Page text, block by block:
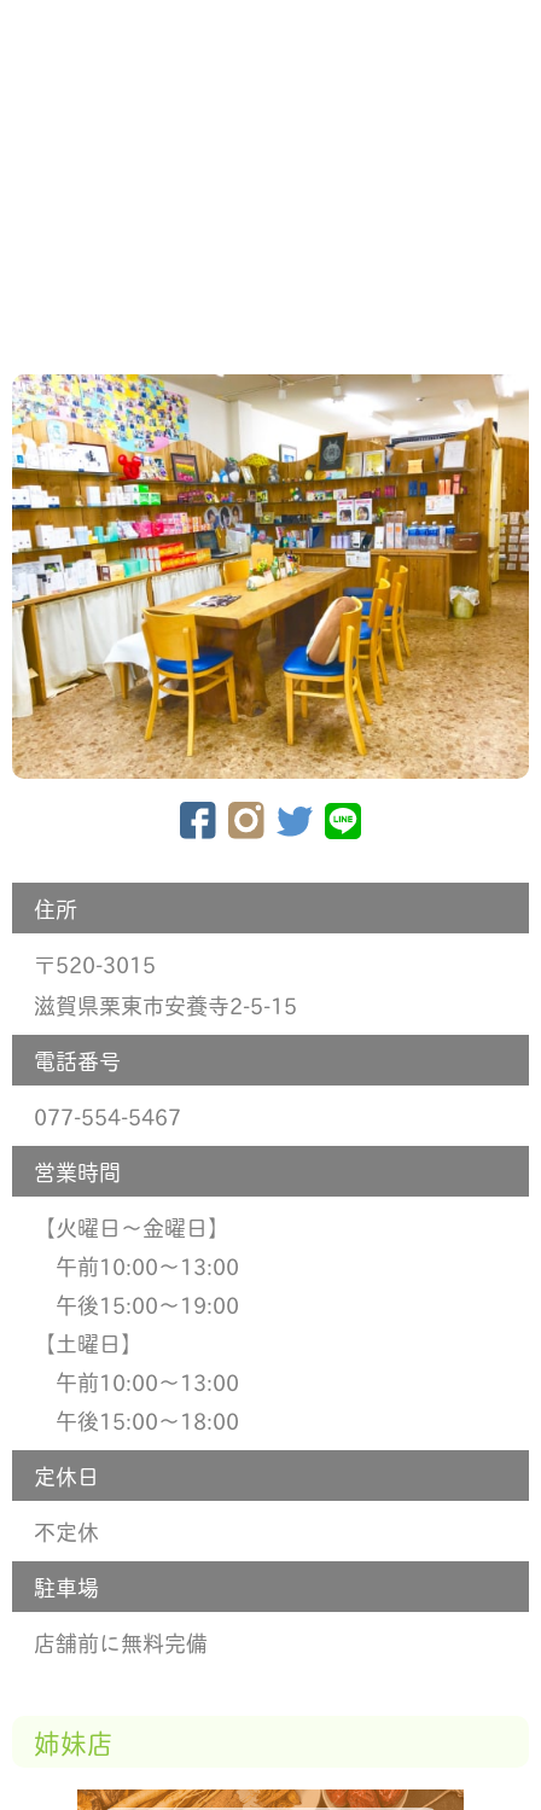
住所
〒520-3015
滋賀県栗東市安養寺2-5-15
電話番号
077-554-5467
営業時間
【火曜日〜金曜日】
午前10:00〜13:00
午後15:00〜19:00
【土曜日】
午前10:00〜13:00
午後15:00〜18:00
定休日
不定休
駐車場
店舗前に無料完備
姉妹店